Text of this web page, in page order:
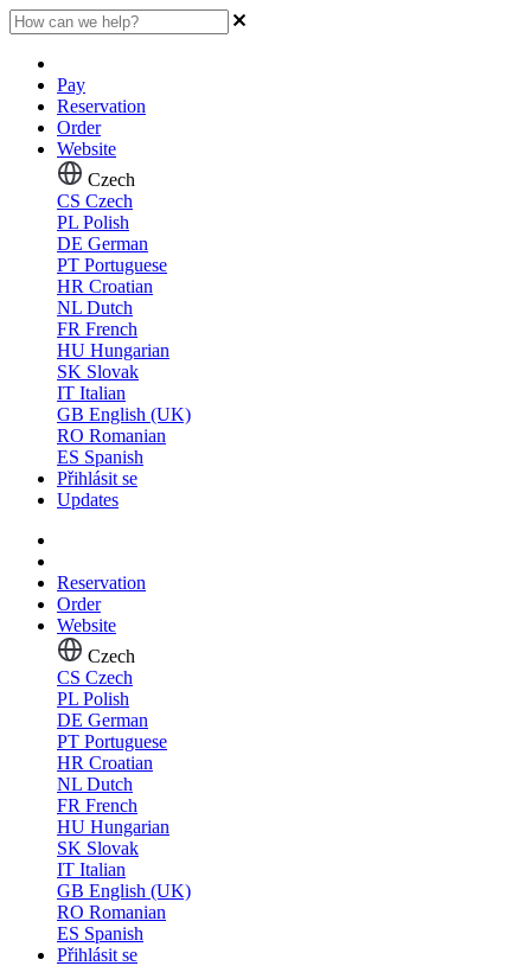
Pay
Reservation
Order
Website
Czech
CS Czech
PL Polish
DE German
PT Portuguese
HR Croatian
NL Dutch
FR French
HU Hungarian
SK Slovak
IT Italian
GB English (UK)
RO Romanian
ES Spanish
Přihlásit se
Updates
Reservation
Order
Website
Czech
CS Czech
PL Polish
DE German
PT Portuguese
HR Croatian
NL Dutch
FR French
HU Hungarian
SK Slovak
IT Italian
GB English (UK)
RO Romanian
ES Spanish
Přihlásit se